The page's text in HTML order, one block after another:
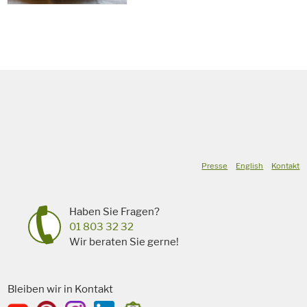
Presse English Kontakt
Haben Sie Fragen?
01 803 32 32
Wir beraten Sie gerne!
Bleiben wir in Kontakt